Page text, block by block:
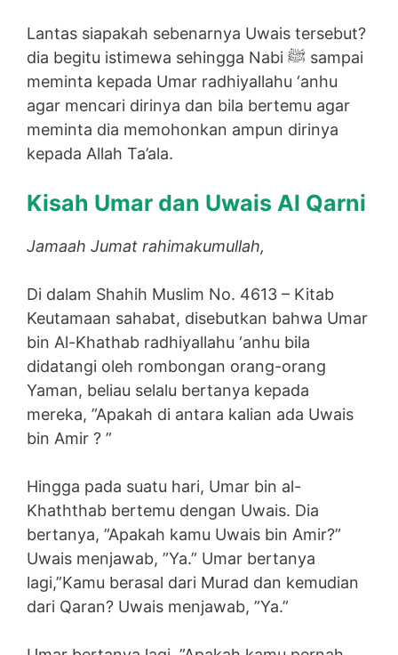
Lantas siapakah sebenarnya Uwais tersebut?
dia begitu istimewa sehingga Nabi ﷺ sampai
meminta kepada Umar radhiyallahu ‘anhu
agar mencari dirinya dan bila bertemu agar
meminta dia memohonkan ampun dirinya
kepada Allah Ta’ala.
Kisah Umar dan Uwais Al Qarni
Jamaah Jumat rahimakumullah,
Di dalam Shahih Muslim No. 4613 – Kitab
Keutamaan sahabat, disebutkan bahwa Umar
bin Al-Khathab radhiyallahu ‘anhu bila
didatangi oleh rombongan orang-orang
Yaman, beliau selalu bertanya kepada
mereka, ”Apakah di antara kalian ada Uwais
bin Amir ? ”
Hingga pada suatu hari, Umar bin al-
Khaththab bertemu dengan Uwais. Dia
bertanya, ”Apakah kamu Uwais bin Amir?”
Uwais menjawab, ”Ya.” Umar bertanya
lagi,”Kamu berasal dari Murad dan kemudian
dari Qaran? Uwais menjawab, ”Ya.”